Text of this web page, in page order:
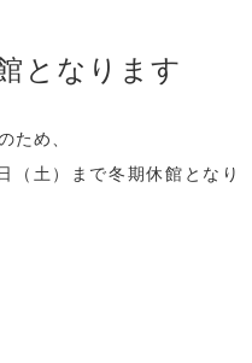
となります
ため、
土）まで冬期休館となり